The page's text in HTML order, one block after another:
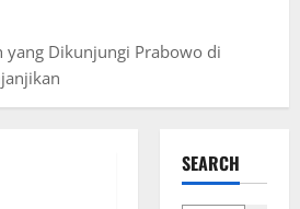
yang Dikunjungi Prabowo di
SEARCH